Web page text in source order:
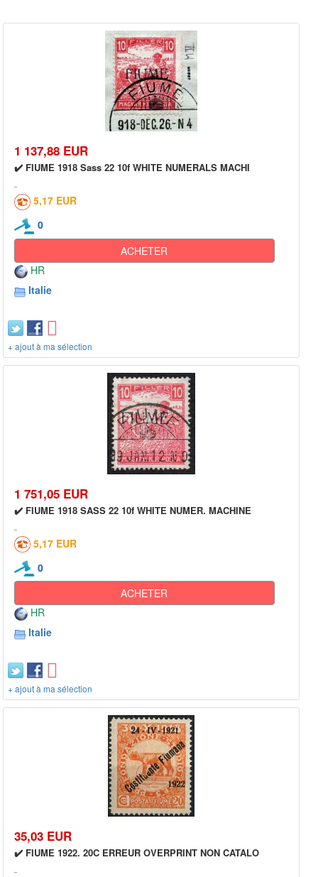
1 137,88 EUR
✔️ FIUME 1918 Sass 22 10f WHITE NUMERALS MACHI
5,17 EUR
0
ACHETER
HR
Italie
+ ajout à ma sélection
1 751,05 EUR
✔️ FIUME 1918 SASS 22 10f WHITE NUMER. MACHINE
5,17 EUR
0
ACHETER
HR
Italie
+ ajout à ma sélection
35,03 EUR
✔️ FIUME 1922. 20C ERREUR OVERPRINT NON CATALO